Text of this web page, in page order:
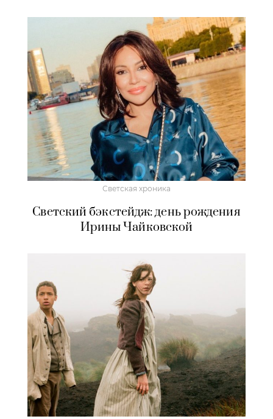
Светская хроника
Светский бэкстейдж: день рождения
Ирины Чайковской